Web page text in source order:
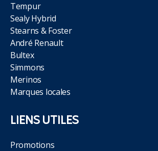
Tempur
Sealy Hybrid
Stearns & Foster
André Renault
Bultex
Simmons
Merinos
Marques locales
LIENS UTILES
Promotions